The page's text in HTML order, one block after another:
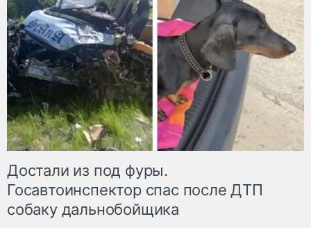
Достали из под фуры.
Госавтоинспектор спас после ДТП
собаку дальнобойщика